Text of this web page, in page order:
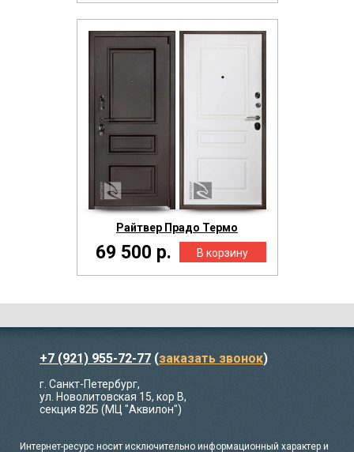
Райтвер Прадо Термо
69 500 р.
+7 (921) 955-72-77 (заказать звонок)
г. Санкт-Петербург,
ул. Новолитовская 15, кор В,
секция 82Б (МЦ "Аквилон")
Интернет-ресурс носит исключительно информационный характер и